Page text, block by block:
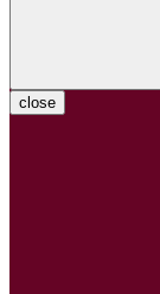
close